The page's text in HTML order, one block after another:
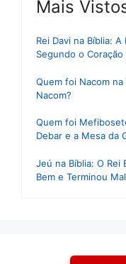
Mais
Rei Davi na Bíblia:
Segundo o Coração
Quem foi Nacom
Nacom?
Quem foi
Debar e a Mesa da
Jeú na Bíblia: O Rei
Bem e Terminou Mal